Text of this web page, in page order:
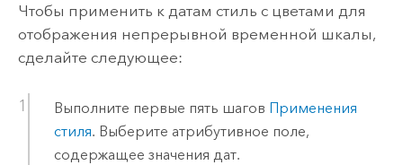
Чтобы применить к датам стиль с цветами для
отображения непрерывной временной шкалы,
сделайте следующее:
Выполните первые пять шагов Применения
стиля. Выберите атрибутивное поле,
содержащее значения дат.